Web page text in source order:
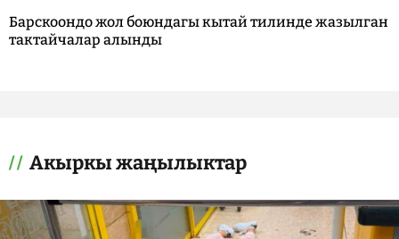
Барскоондо жол боюндагы кытай тилинде жазылган
тактайчалар алынды
Акыркы жаңылыктар